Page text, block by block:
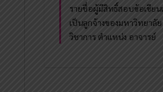
รายชื่อผู้มีสิทธิ์สอบข้อเขียน
เป็นลูกจ้างของมหาวิทยาลั
วิชาการ ตำแหน่ง อาจารย์